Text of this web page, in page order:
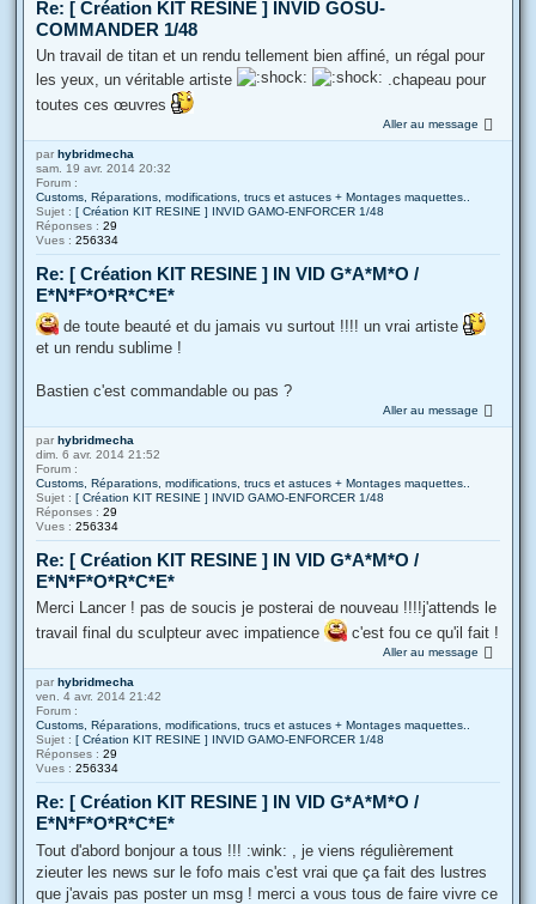
Re: [ Création KIT RESINE ] INVID GOSU-
COMMANDER 1/48
Un travail de titan et un rendu tellement bien affiné, un régal pour
les yeux, un véritable artiste
.chapeau pour
toutes ces œuvres
Aller au message
par hybridmecha
sam. 19 avr. 2014 20:32
Forum :
Customs, Réparations, modifications, trucs et astuces + Montages maquettes..
Sujet : [ Création KIT RESINE ] INVID GAMO-ENFORCER 1/48
Réponses : 29
Vues : 256334
Re: [ Création KIT RESINE ] IN VID G*A*M*O /
E*N*F*O*R*C*E*
de toute beauté et du jamais vu surtout !!!! un vrai artiste
et un rendu sublime !
Bastien c'est commandable ou pas ?
Aller au message
par hybridmecha
dim. 6 avr. 2014 21:52
Forum :
Customs, Réparations, modifications, trucs et astuces + Montages maquettes..
Sujet : [ Création KIT RESINE ] INVID GAMO-ENFORCER 1/48
Réponses : 29
Vues : 256334
Re: [ Création KIT RESINE ] IN VID G*A*M*O /
E*N*F*O*R*C*E*
Merci Lancer ! pas de soucis je posterai de nouveau !!!!j'attends le
travail final du sculpteur avec impatience
c'est fou ce qu'il fait !
Aller au message
par hybridmecha
ven. 4 avr. 2014 21:42
Forum :
Customs, Réparations, modifications, trucs et astuces + Montages maquettes..
Sujet : [ Création KIT RESINE ] INVID GAMO-ENFORCER 1/48
Réponses : 29
Vues : 256334
Re: [ Création KIT RESINE ] IN VID G*A*M*O /
E*N*F*O*R*C*E*
Tout d'abord bonjour a tous !!! :wink: , je viens régulièrement
zieuter les news sur le fofo mais c'est vrai que ça fait des lustres
que j'avais pas poster un msg ! merci a vous tous de faire vivre ce